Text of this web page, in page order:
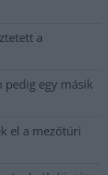
a
egy másik
el a mezőtúri